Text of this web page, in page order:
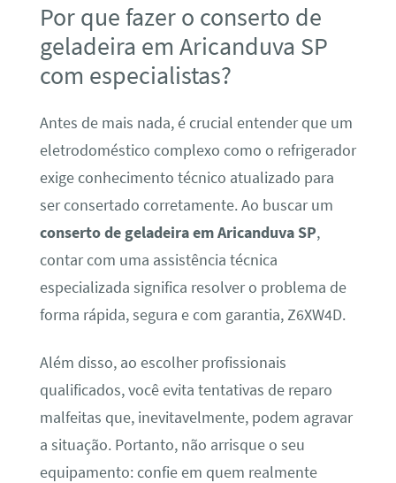
Por que fazer o conserto de
geladeira em Aricanduva SP
com especialistas?
Antes de mais nada, é crucial entender que um
eletrodoméstico complexo como o refrigerador
exige conhecimento técnico atualizado para
ser consertado corretamente. Ao buscar um
conserto de geladeira em Aricanduva SP,
contar com uma assistência técnica
especializada significa resolver o problema de
forma rápida, segura e com garantia, Z6XW4D.
Além disso, ao escolher profissionais
qualificados, você evita tentativas de reparo
malfeitas que, inevitavelmente, podem agravar
a situação. Portanto, não arrisque o seu
equipamento: confie em quem realmente